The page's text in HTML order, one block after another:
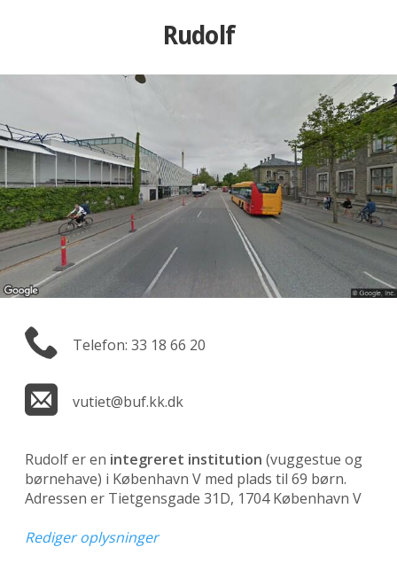
Rudolf
Telefon: 33 18 66 20
vutiet@buf.kk.dk
Rudolf er en integreret institution (vuggestue og
børnehave) i København V med plads til 69 børn.
Adressen er Tietgensgade 31D, 1704 København V
Rediger oplysninger